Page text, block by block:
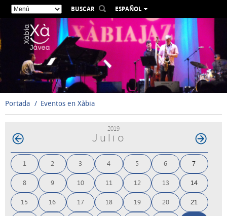
BUSCAR
ESPAÑOL
VALENCIÀ
ENGLISH
DEUTSCH
РУССКИЙ
Portada Eventos en Xàbia
2019
Julio
1 2 3 4 5 6 7
8 9 10 11 12 13 14
15 16 17 18 19 20 21